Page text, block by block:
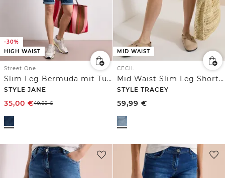
-30%
HIGH WAIST
Street One
Slim Leg Bermuda mit Turn-Up-Detail
STYLE JANE
35,00 €49,99€
MID WAIST
CECIL
Mid Waist Slim Leg Shorts im Casual Fit
STYLE TRACEY
59,99 €